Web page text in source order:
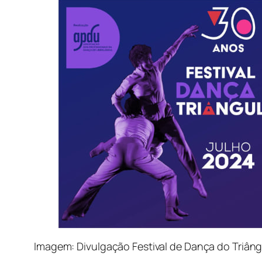
Imagem: Divulgação Festival de Dança do